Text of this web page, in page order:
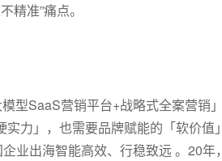
精准”痛点。
型SaaS营销平台+战略式全案营销
力」，也需要品牌赋能的「软价
业出海智能高效、行稳致远 。20